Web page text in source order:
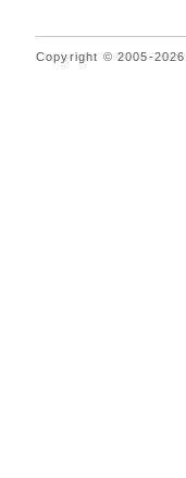
Copyright © 2005-